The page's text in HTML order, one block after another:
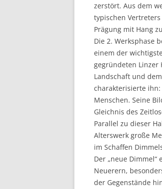
zerstört. Aus dem
typischen
Prägung mit Hang
Die 2. Werksphase
einem der
gegründeten Linzer
Landschaft und
charakterisierte
Menschen. Seine
Gleichnis des
Parallel zu dieser
Alterswerk große
im Schaffen
Der „neue
Neuerern,
der Gegenstände